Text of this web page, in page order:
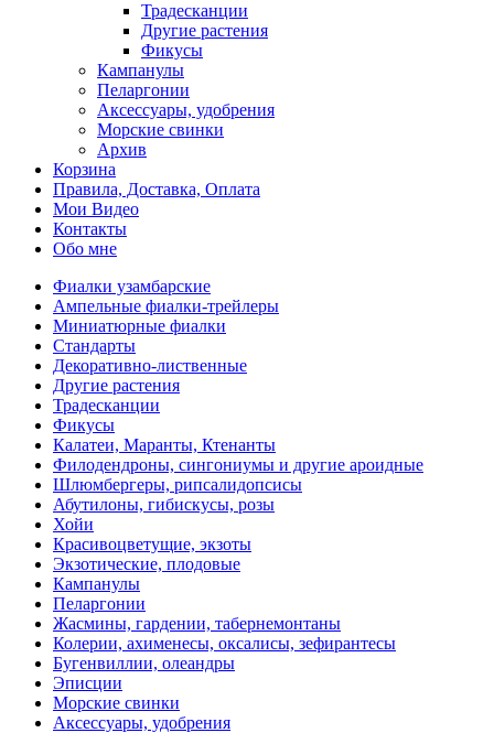
Традесканции
Другие растения
Фикусы
Кампанулы
Пеларгонии
Аксессуары, удобрения
Морские свинки
Архив
Корзина
Правила, Доставка, Оплата
Мои Видео
Контакты
Обо мне
Фиалки узамбарские
Ампельные фиалки-трейлеры
Миниатюрные фиалки
Стандарты
Декоративно-лиственные
Другие растения
Традесканции
Фикусы
Калатеи, Маранты, Ктенанты
Филодендроны, сингониумы и другие ароидные
Шлюмбергеры, рипсалидопсисы
Абутилоны, гибискусы, розы
Хойи
Красивоцветущие, экзоты
Экзотические, плодовые
Кампанулы
Пеларгонии
Жасмины, гардении, табернемонтаны
Колерии, ахименесы, оксалисы, зефирантесы
Бугенвиллии, олеандры
Эписции
Морские свинки
Аксессуары, удобрения